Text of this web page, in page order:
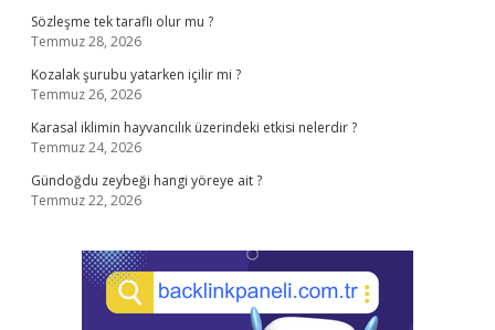
Sözleşme tek taraflı olur mu ?
Temmuz 28, 2026
Kozalak şurubu yatarken içilir mi ?
Temmuz 26, 2026
Karasal iklimin hayvancılık üzerindeki etkisi nelerdir ?
Temmuz 24, 2026
Gündoğdu zeybeği hangi yöreye ait ?
Temmuz 22, 2026